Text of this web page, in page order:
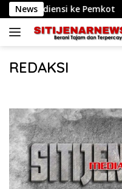
Langsung
ke
konten
Newske Pemkot
REDAKSI